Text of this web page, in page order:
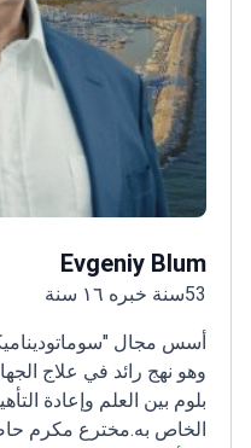
53سنة خبره ١٦ سنة
وهو نهج رائد في علاج
بلوم بين العلم وإعادة
الخاص به.
في العلاجات الطبيةيرأس
اقرأ المزيد